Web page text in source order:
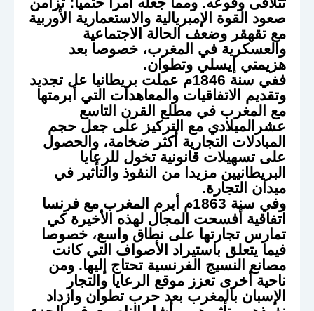
صعود القوة الإمبريالية والاستعمارية الأوربية
مع تقهقر وضعف الحالة الاجتماعية
والعسكرية في المغرب، خصوصا بعد
هزيمتي إيسلي وتطوان.
ففي سنة 1846م عملت بريطانيا عل تجديد
وتقديم الاتفاقيات والمعاهدات التي أبرمتها
مع المغرب في مطلع القرن التاسع
عشرالميلادي مع التركيز على جعل حجم
المبادلات التجارية أكثر ضخامة، والحصول
على تسهيلات قانونية تخول للرعايا
البريطانيين مزيدا من النفوذ والتأثير في
ميدان التجارة.
وفي سنة 1863م أبرم المغرب مع فرنسا
اتفاقية أفسحت المجال لهذه الأخيرة كي
تمارس تجارتها على نطاق واسع، خصوصا
فيما يتعلق باستيراد الأصواف التي كانت
مصانع النسيج الفرنسية تحتاج إليها. ومن
ناحية أخرى تعزز موقع الرعايا والتجار
الإسبان بالمغرب بعد حرب تطوان وازداد